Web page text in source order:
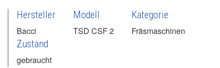
Hersteller
Bacci
Modell
TSD CSF 2
Kategorie
Fräsmaschinen
Zustand
gebraucht